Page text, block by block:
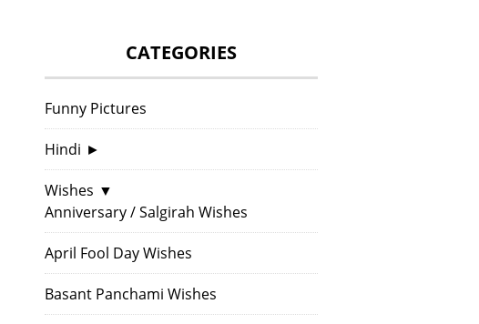
CATEGORIES
Funny Pictures
Hindi ►
Wishes ▼
Anniversary / Salgirah Wishes
April Fool Day Wishes
Basant Panchami Wishes